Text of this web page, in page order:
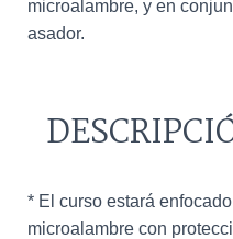
microalambre, y en
asador.
* El curso estará
microalambre con